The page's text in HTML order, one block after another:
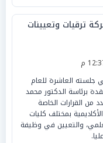
ترقيات وتعيينات
العاشرة للعام
- 2025، المنعقدة برئاسة الدكتور محمد
من القرارات الخاصة
بمختلف كليات
والتعيين في وظيفة